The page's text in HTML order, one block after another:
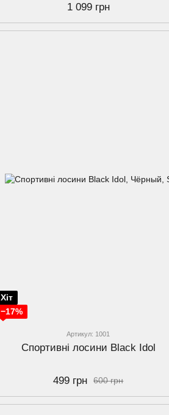
1 099 грн
Хіт
−17%
Артикул: 1001
Спортивнi лосини Black Idol
600 грн
499 грн